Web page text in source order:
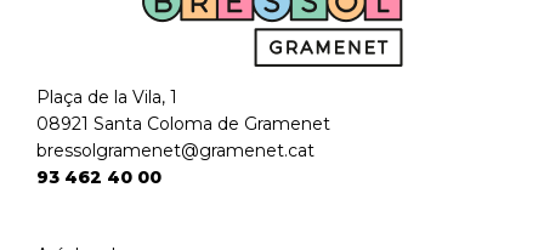
Plaça de la Vila, 1
08921 Santa Coloma de Gramenet
bressolgramenet@gramenet.cat
93 462 40 00